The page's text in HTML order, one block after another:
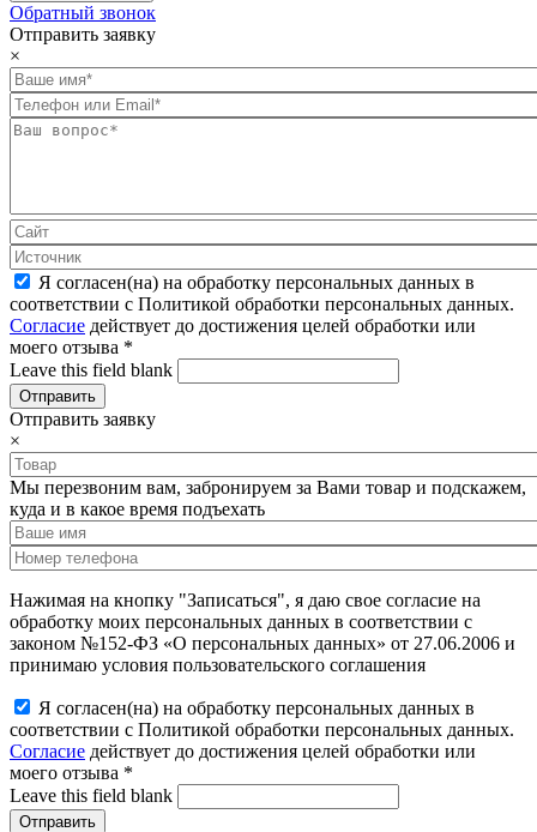
Обратный звонок
Отправить заявку
×
Я согласен(на) на обработку персональных данных в
соответствии с Политикой обработки персональных данных.
Согласие действует до достижения целей обработки или
моего отзыва *
Leave this field blank
Отправить заявку
×
Мы перезвоним вам, забронируем за Вами товар и подскажем,
куда и в какое время подъехать
Нажимая на кнопку "Записаться", я даю свое согласие на
обработку моих персональных данных в соответствии с
законом №152-ФЗ «О персональных данных» от 27.06.2006 и
принимаю условия пользовательского соглашения
Я согласен(на) на обработку персональных данных в
соответствии с Политикой обработки персональных данных.
Согласие действует до достижения целей обработки или
моего отзыва *
Leave this field blank